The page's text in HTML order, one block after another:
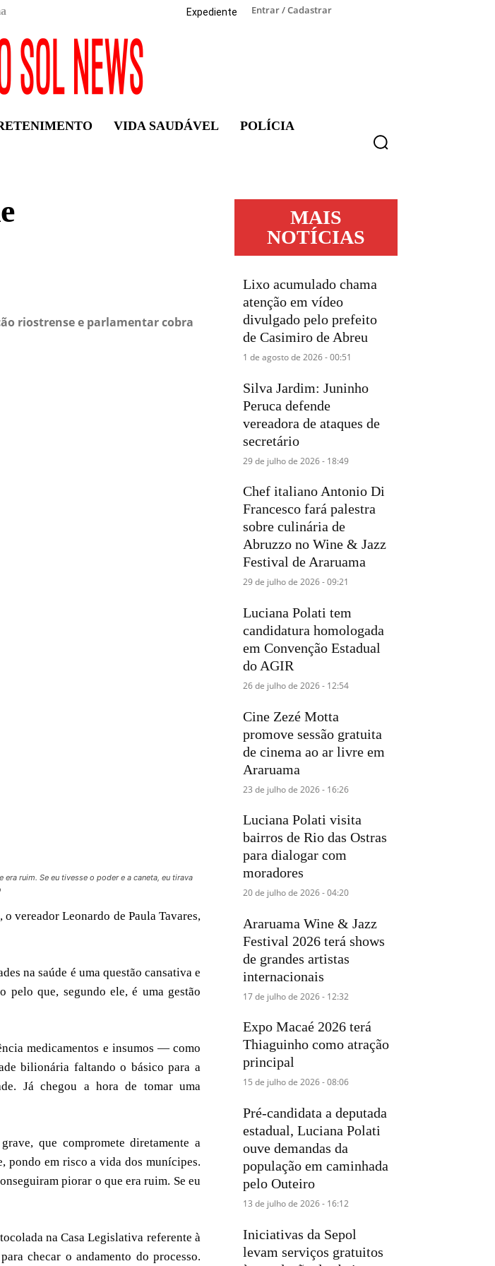
Entrar / Cadastrar
Expediente
VIDA SAUDÁVEL POLÍCIA
riostrense e parlamentar cobra
ruim. Se eu tivesse o poder e a caneta, eu tirava
vereador Leonardo de Paula Tavares,
na saúde é uma questão cansativa e
pelo que, segundo ele, é uma gestão
medicamentos e insumos — como
bilionária faltando o básico para a
Já chegou a hora de tomar uma
que compromete diretamente a
pondo em risco a vida dos munícipes.
piorar o que era ruim. Se eu
na Casa Legislativa referente à
checar o andamento do processo.
MAIS
NOTÍCIAS
Lixo acumulado chama
atenção em vídeo
divulgado pelo prefeito
de Casimiro de Abreu
1 de agosto de 2026 - 00:51
Silva Jardim: Juninho
Peruca defende
vereadora de ataques de
secretário
29 de julho de 2026 - 18:49
Chef italiano Antonio Di
Francesco fará palestra
sobre culinária de
Abruzzo no Wine & Jazz
Festival de Araruama
29 de julho de 2026 - 09:21
Luciana Polati tem
candidatura homologada
em Convenção Estadual
do AGIR
26 de julho de 2026 - 12:54
Cine Zezé Motta
promove sessão gratuita
de cinema ao ar livre em
Araruama
23 de julho de 2026 - 16:26
Luciana Polati visita
bairros de Rio das Ostras
para dialogar com
moradores
20 de julho de 2026 - 04:20
Araruama Wine & Jazz
Festival 2026 terá shows
de grandes artistas
internacionais
17 de julho de 2026 - 12:32
Expo Macaé 2026 terá
Thiaguinho como atração
principal
15 de julho de 2026 - 08:06
Pré-candidata a deputada
estadual, Luciana Polati
ouve demandas da
população em caminhada
pelo Outeiro
13 de julho de 2026 - 16:12
Iniciativas da Sepol
levam serviços gratuitos